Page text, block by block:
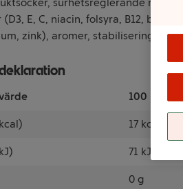
E, C, niacin, folsyra, B12,
zink), aromer,
100 Milliliter
17 kcal
71 kJ
0 g